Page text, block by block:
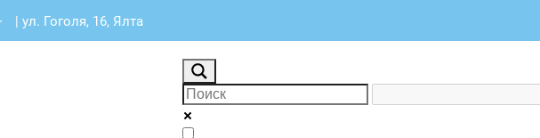
| ул. Гоголя, 16, Ялта